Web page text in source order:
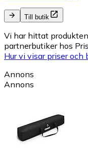
Till butik
Vi har hittat
partnerbutiker hos
Hur vi visar priser och
Annons
Annons